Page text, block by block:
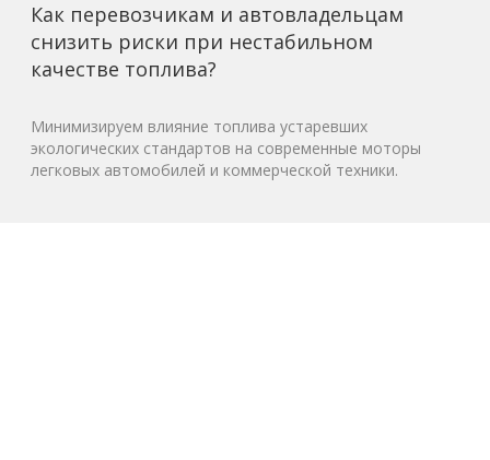
Как перевозчикам и автовладельцам
снизить риски при нестабильном
качестве топлива?
Минимизируем влияние топлива устаревших
экологических стандартов на современные моторы
легковых автомобилей и коммерческой техники.